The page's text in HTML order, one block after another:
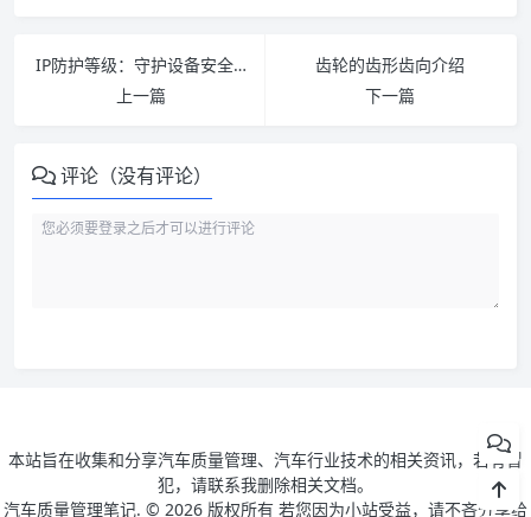
IP防护等级：守护设备安全的关键标准
上一篇
齿轮的齿形齿向介绍
下一篇
评论（没有评论）
本站旨在收集和分享汽车质量管理、汽车行业技术的相关资讯，若有冒
犯，请联系我删除相关文档。
汽车质量管理笔记. © 2026 版权所有 若您因为小站受益，请不吝分享给